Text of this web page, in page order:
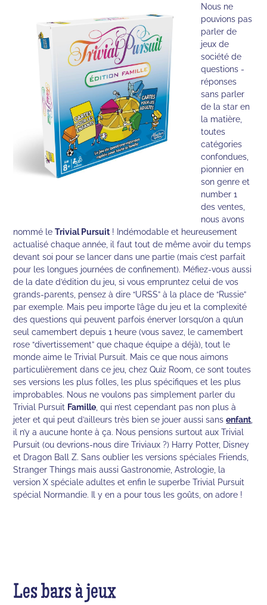
Nous ne
pouvions pas
parler de
jeux de
société de
questions -
réponses
sans parler
de la star en
la matière,
toutes
catégories
confondues,
pionnier en
son genre et
number 1
des ventes,
nous avons
nommé leTrivial Pursuit ! Indémodable et heureusement
actualisé chaque année, il faut tout de même avoir du temps
devant soi pour se lancer dans une partie (mais c’est parfait
pour les longues journées de confinement). Méfiez-vous aussi
de la date d’édition du jeu, si vous empruntez celui de vos
grands-parents, pensez à dire “URSS” à la place de “Russie”
par exemple. Mais peu importe l’âge du jeu et la complexité
des questions qui peuvent parfois énerver lorsqu’on a qu’un
seul camembert depuis 1 heure (vous savez, le camembert
rose “divertissement” que chaque équipe a déjà), tout le
monde aime le Trivial Pursuit. Mais ce que nous aimons
particulièrement dans ce jeu, chez Quiz Room, ce sont toutes
ses versions les plus folles, les plus spécifiques et les plus
improbables. Nous ne voulons pas simplement parler du
Trivial Pursuit Famille , qui n’est cependant pas non plus à
jeter et qui peut d’ailleurs très bien se jouer aussi sansenfant
il n’y a aucune honte à ça. Nous pensions surtout aux Trivial
Pursuit (ou devrions-nous dire Triviaux ?) Harry Potter, Disney
et Dragon Ball Z. Sans oublier les versions spéciales Friends,
Stranger Things mais aussi Gastronomie, Astrologie, la
version X spéciale adultes et enfin le superbe Trivial Pursuit
spécial Normandie. Il y en a pour tous les goûts, on adore !
Les bars à jeux